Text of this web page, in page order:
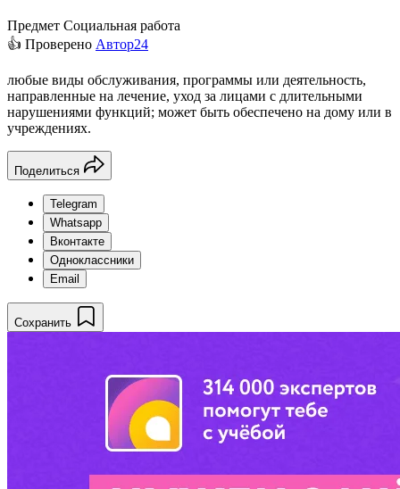
Предмет Социальная работа
👍 Проверено Автор24
любые виды обслуживания, программы или деятельность,
направленные на лечение, уход за лицами с длительными
нарушениями функций; может быть обеспечено на дому или в
учреждениях.
Поделиться
Telegram
Whatsapp
Вконтакте
Одноклассники
Email
Сохранить